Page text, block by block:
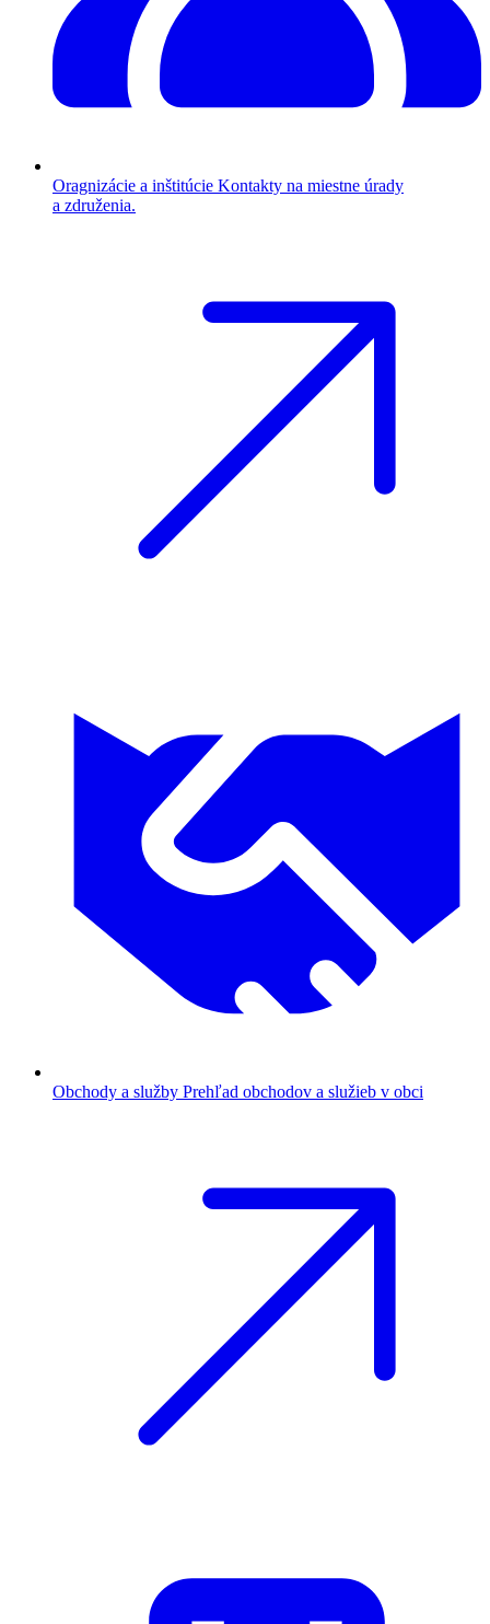
Oragnizácie a inštitúcie Kontakty na miestne úrady
a združenia.
Obchody a služby Prehľad obchodov a služieb v obci